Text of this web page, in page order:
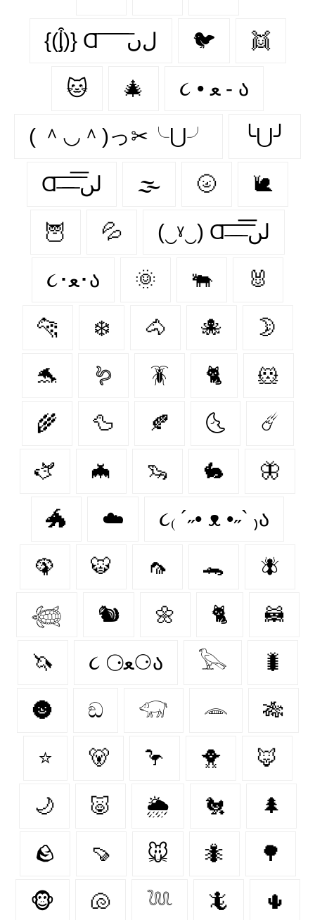
{(ᶅ͒)} Ɑ͞ ͞ ͞ ͞ ͞ ﻝﮞ 🐦‍ 👯‍
🐱 🎄 ૮ • ﻌ - ა
( ＾◡＾)っ✂╰⋃╯ ╰⋃╯
Ɑ͞ ̶͞ ̶͞ ̶͞ لں͞ 🌫️ 🌝 🐌
🦉 💦 (‿ˠ‿) Ɑ͞ ̶͞ ̶͞ ̶͞ لں͞
૮･ﻌ･ა 🌞 🐃 🐰
🐆 ❄️ 🐴 🐙 🌛
🐬 🪱 🪳 🐈 🐹
🌾 🦆 🍂 🌜 ☄️
🫏 🦇 🦦 🐇 🦋
🐲 ☁️ ૮₍ ´˶• ᴥ •˶` ₎ა
🦚 🐯 🦟 🐊 🪰
𓆉 🐿️ 🌼 🐈‍ 🦝
🦄 ૮ ⚆ﻌ⚆ა 𓅂 🐛
🌚 ඞ 𓃟 𓂎 🎋
⭐ 🐻‍ 🦩 🐥 🦊
🌙 🐷 🌦️ 🐔 🌲
🪨 🍠 🐭 🐜 🌳
🐵 🐚 𓆙 🦎 🌵